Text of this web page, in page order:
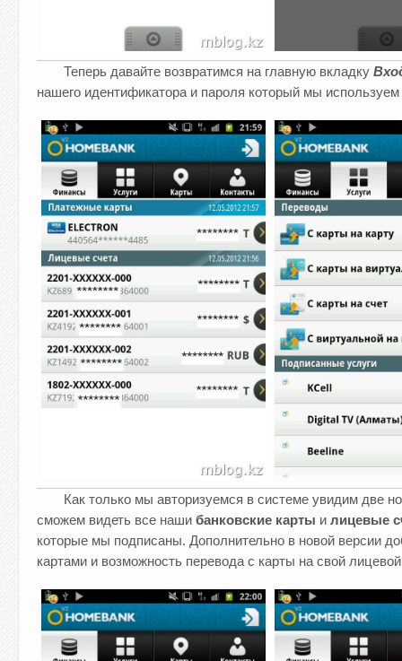
Теперь давайте возвратимся на главную вкладку
нашего идентификатора и пароля который мы
Как только мы авторизуемся в системе увидим две
сможем видеть все наши банковские карты и лицевые
которые мы подписаны. Дополнительно в новой версии
картами и возможность перевода с карты на свой лицевой